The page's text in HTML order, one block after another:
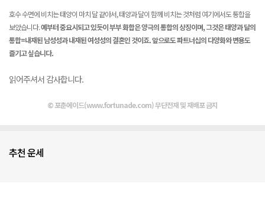
호수 수면에 비치는 태양이 마치 달 같아서, 태양과 달이 함께 비치는 것처럼 여기에서도 통합을
보았습니다.예부터 중요시되고 있듯이 부부 화합은 양극의 통합의 상징이며, 그것은 태양과 달의
통합=내재된 남성성과 내재된 여성성의 결혼인 것이죠. 앞으로도 파트너십의 다양화와 변용도
즐기고 싶습니다.
읽어주셔서 감사합니다.
© 포춘에이드(www.fortunade.com) 무단전재 및 재배포 금지
추천 운세